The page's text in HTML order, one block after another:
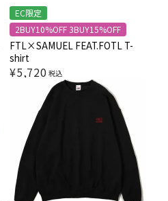
EC限定
2BUY10%OFF 3BUY15%OFF
FTL×SAMUEL FEAT.FOTL T-
shirt
¥5,720 税込